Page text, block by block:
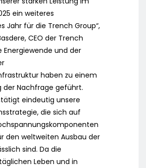
ein weiteres
Jahr für die Trench Group“,
CEO der Trench
Energiewende und der
haben zu einem
der Nachfrage geführt.
eindeutig unsere
die sich auf
den weltweiten Ausbau der
sind. Da die
Leben und in